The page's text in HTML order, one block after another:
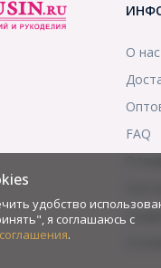
О нас
FAQ
Скидки
удобство
я соглашаюсь с
.